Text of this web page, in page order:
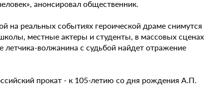
анонсировал общественник.
на реальных событиях героической драме снимутся
местные актеры и студенты, в массовых сценах
летчика-волжанина с судьбой найдет отражение
прокат - к 105-летию со дня рождения А.П.